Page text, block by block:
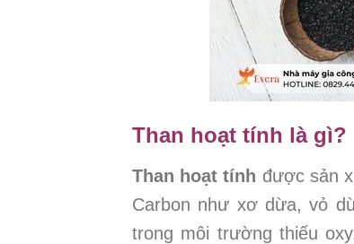
Than hoạt tính là gì?
Than hoạt tính được sản
Carbon như xơ dừa, vỏ
trong môi trường thiếu